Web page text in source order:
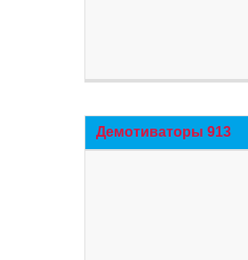
Демотиваторы 913